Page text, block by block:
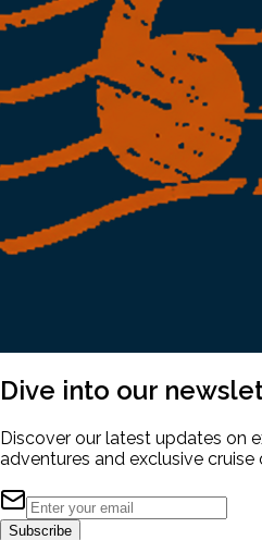
Dive into our
Discover our latest updates on
adventures and exclusive cruise
Subscribe